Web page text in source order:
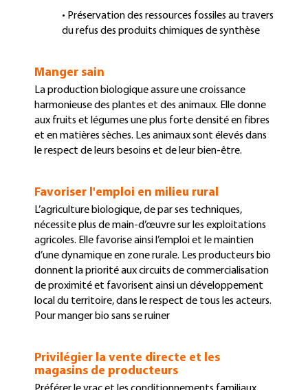
• Préservation des ressources fossiles au travers
du refus des produits chimiques de synthèse
Manger sain
La production biologique assure une croissance
harmonieuse des plantes et des animaux. Elle donne
aux fruits et légumes une plus forte densité en fibres
et en matières sèches. Les animaux sont élevés dans
le respect de leurs besoins et de leur bien-être.
Favoriser l'emploi en milieu rural
L’agriculture biologique, de par ses techniques,
nécessite plus de main-d’œuvre sur les exploitations
agricoles. Elle favorise ainsi l’emploi et le maintien
d’une dynamique en zone rurale. Les producteurs bio
donnent la priorité aux circuits de commercialisation
de proximité et favorisent ainsi un développement
local du territoire, dans le respect de tous les acteurs.
Pour manger bio sans se ruiner
Privilégier la vente directe et les
magasins de producteurs
Préférer le vrac et les conditionnements familiaux,